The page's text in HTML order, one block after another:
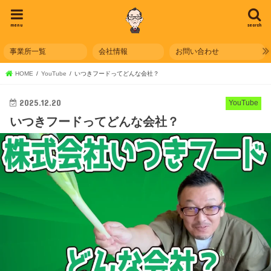
search
menu
事業所一覧 会社情報 お問い合わせ
HOME YouTube いつきフードってどんな会社？
YouTube
2025.12.20
いつきフードってどんな会社？